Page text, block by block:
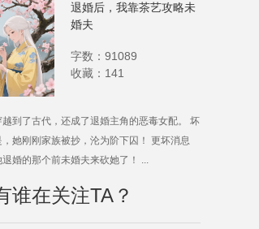
退婚后，我靠茶艺攻略未
婚夫
字数：91089
收藏：141
越到了古代，还成了退婚主角的恶毒女配。 坏
，她刚刚家族被抄，沦为阶下囚！ 更坏消息
退婚的那个前未婚夫来砍她了！ ...
谁在关注TA？